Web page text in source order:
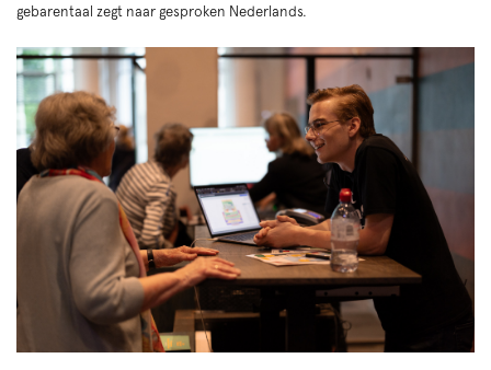
gebarentaal zegt naar gesproken Nederlands.